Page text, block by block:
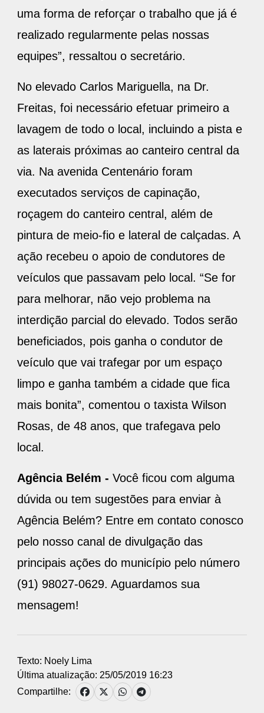
uma forma de reforçar o trabalho que já é
realizado regularmente pelas nossas
equipes”, ressaltou o secretário.
No elevado Carlos Mariguella, na Dr.
Freitas, foi necessário efetuar primeiro a
lavagem de todo o local, incluindo a pista e
as laterais próximas ao canteiro central da
via. Na avenida Centenário foram
executados serviços de capinação,
roçagem do canteiro central, além de
pintura de meio-fio e lateral de calçadas. A
ação recebeu o apoio de condutores de
veículos que passavam pelo local. “Se for
para melhorar, não vejo problema na
interdição parcial do elevado. Todos serão
beneficiados, pois ganha o condutor de
veículo que vai trafegar por um espaço
limpo e ganha também a cidade que fica
mais bonita”, comentou o taxista Wilson
Rosas, de 48 anos, que trafegava pelo
local.
Agência Belém - Você ficou com alguma
dúvida ou tem sugestões para enviar à
Agência Belém? Entre em contato conosco
pelo nosso canal de divulgação das
principais ações do município pelo número
(91) 98027-0629. Aguardamos sua
mensagem!
Texto: Noely Lima
Última atualização: 25/05/2019 16:23
Compartilhe: